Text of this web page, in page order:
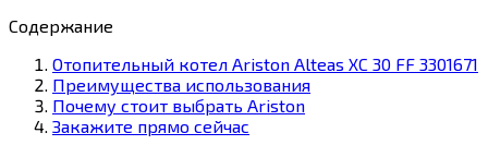
3301671
Содержание
Отопительный котел Ariston Alteas XC 30 FF 3301671
Преимущества использования
Почему стоит выбрать Ariston
Закажите прямо сейчас